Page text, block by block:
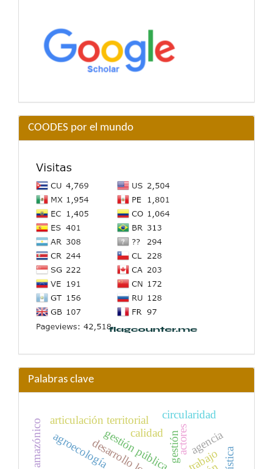
COODES por el mundo
Palabras clave
desarrollo local
gestión pública
articulación territorial
gestión
agroecología actoresagencia
circularidad
calidad